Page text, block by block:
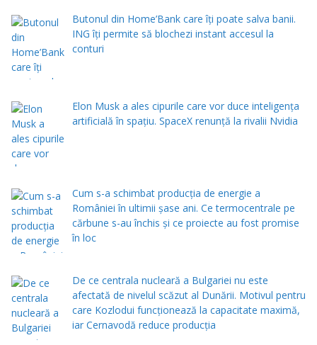
Butonul din Home’Bank care îți poate salva banii.
ING îți permite să blochezi instant accesul la
conturi
Elon Musk a ales cipurile care vor duce inteligența
artificială în spațiu. SpaceX renunță la rivalii Nvidia
Cum s-a schimbat producția de energie a
României în ultimii șase ani. Ce termocentrale pe
cărbune s-au închis și ce proiecte au fost promise
în loc
De ce centrala nucleară a Bulgariei nu este
afectată de nivelul scăzut al Dunării. Motivul pentru
care Kozlodui funcționează la capacitate maximă,
iar Cernavodă reduce producția